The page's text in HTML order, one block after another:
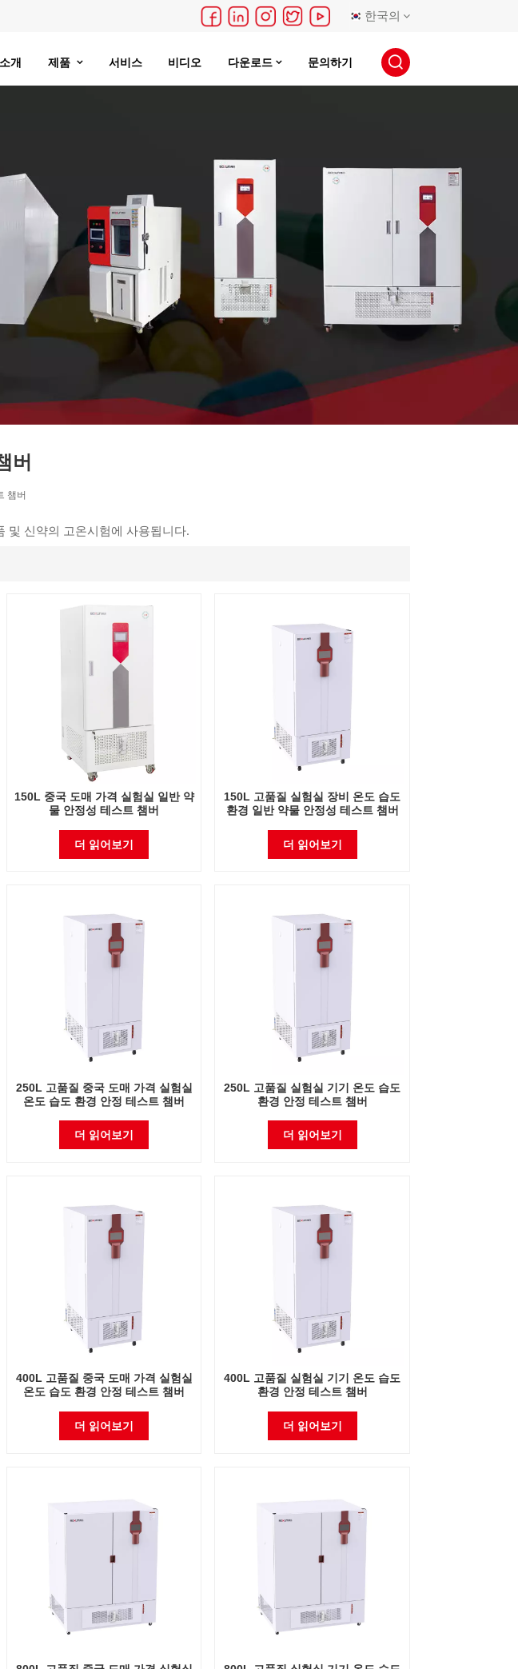
한국의
English
português
日本語
개 제품 서비스 비디오 다운로드 문의하기
버
챔버
및 신약의 고온시험에 사용됩니다.
150L 중국 도매 가격 실험실 일반 약
물 안정성 테스트 챔버
더 읽어보기
150L 고품질 실험실 장비 온도 습도
환경 일반 약물 안정성 테스트 챔버
더 읽어보기
250L 고품질 중국 도매 가격 실험실
온도 습도 환경 안정 테스트 챔버
더 읽어보기
250L 고품질 실험실 기기 온도 습도
환경 안정 테스트 챔버
더 읽어보기
400L 고품질 중국 도매 가격 실험실
온도 습도 환경 안정 테스트 챔버
더 읽어보기
400L 고품질 실험실 기기 온도 습도
환경 안정 테스트 챔버
더 읽어보기